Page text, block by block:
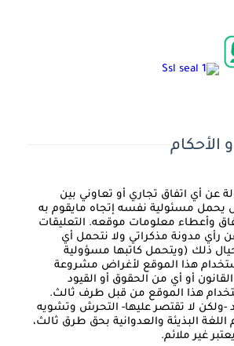
عن أي اتفاق تجاري أو تعاوني بين
مسئولية نفسه إتجاه مايقوم به
وأعطاء معلومات موقعه. التعليقات
رأي مدونة مذكراتي ولا نتحمل أي
ذلك (ويتحمل كاتبها مسؤولية
هذا الموقع لأغراض مشروعة
أو أي من الحقوق أو القيود
هذا الموقع من قبل طرف ثالث.
-ولكن لا تقتصر عليها- التحرش وتشويه
البذيئة والعدوانية بحق طرق ثالث،
غير ملائم.